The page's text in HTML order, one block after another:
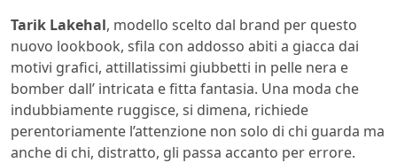
Tarik Lakehal, modello scelto dal brand per questo
nuovo lookbook, sfila con addosso abiti a giacca dai
motivi grafici, attillatissimi giubbetti in pelle nera e
bomber dall’ intricata e fitta fantasia. Una moda che
indubbiamente ruggisce, si dimena, richiede
perentoriamente l’attenzione non solo di chi guarda ma
anche di chi, distratto, gli passa accanto per errore.